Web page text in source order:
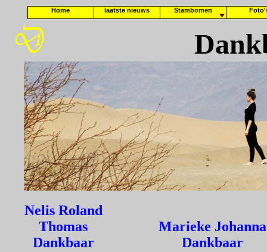
Nelis Roland
Thomas
Dankbaar
Marieke Johanna
Dankbaar
Home laatste nieuws Stambomen